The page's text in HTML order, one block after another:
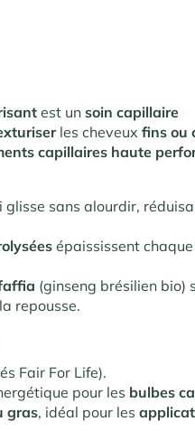
est unsoin capillaire
les cheveuxfins ou
capillaires haute
glisse sans alourdir,
épaississent
(ginseng brésilien bio)
repousse.
Fair For Life).
pour les bulbes
gras, idéal pour les